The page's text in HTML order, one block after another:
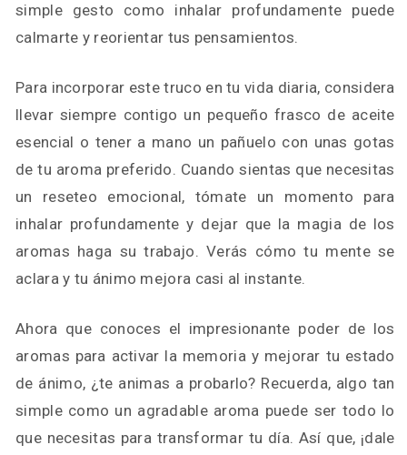
simple gesto como inhalar profundamente puede
calmarte y reorientar tus pensamientos.
Para incorporar este truco en tu vida diaria, considera
llevar siempre contigo un pequeño frasco de aceite
esencial o tener a mano un pañuelo con unas gotas
de tu aroma preferido. Cuando sientas que necesitas
un reseteo emocional, tómate un momento para
inhalar profundamente y dejar que la magia de los
aromas haga su trabajo. Verás cómo tu mente se
aclara y tu ánimo mejora casi al instante.
Ahora que conoces el impresionante poder de los
aromas para activar la memoria y mejorar tu estado
de ánimo, ¿te animas a probarlo? Recuerda, algo tan
simple como un agradable aroma puede ser todo lo
que necesitas para transformar tu día. Así que, ¡dale